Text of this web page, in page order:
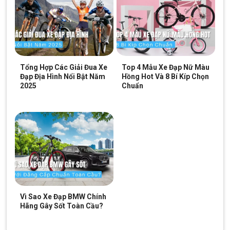
Xe Đạp Địa Hình MTB Giant ATX 620 – Phiên Bản Quốc Tế 26 Inch
Phanh đĩa chính xác an toàn cao
Xe Đạp Địa Hình MTB Giant ATX 620 26 Inch
đĩa cao cấp, có độ chính xác cao giúp người dùng kiểm soát
tay lái an toàn.
Tổng Hợp Các Giải Đua Xe
Đạp Địa Hình Nổi Bật Năm
2025
Top 4 Mẫu Xe Đạp Nữ Màu
Hồng Hot Và 8 Bí Kíp Chọn
Chuẩn
Vì Sao Xe Đạp BMW Chính
Hãng Gây Sốt Toàn Cầu?